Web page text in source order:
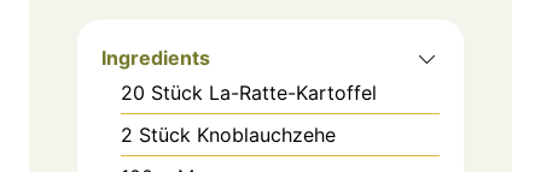
Ingredients
20 Stück La-Ratte-Kartoffel
2 Stück Knoblauchzehe